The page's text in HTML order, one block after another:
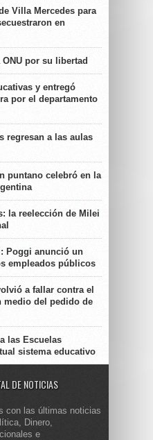
Villa Mercedes para
en
por su libertad
y entregó
por el departamento
regresan a las aulas
puntano celebró en la
la reelección de Milei
Poggi anunció un
empleados públicos
a fallar contra el
medio del pedido de
las Escuelas
sistema educativo
DE NOTICIAS
con las últimas noticias
Dinero,
e